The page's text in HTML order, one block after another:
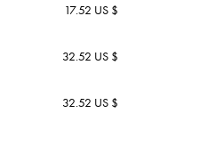
17.52 US $
32.52 US $
32.52 US $